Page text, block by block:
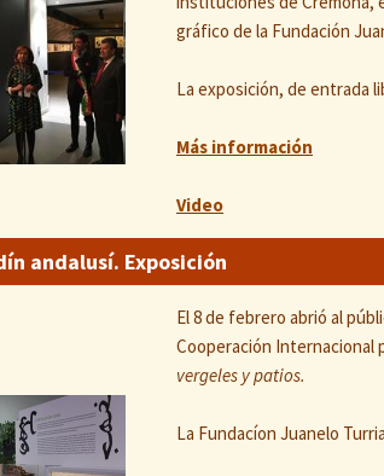
gráfico de la Fundación
La exposición, de entrada
Más información
Video
andalusí. Exposición
El 8 de febrero abrió al
Cooperación Internacional
vergeles y patios.
La Fundacíon Juanelo